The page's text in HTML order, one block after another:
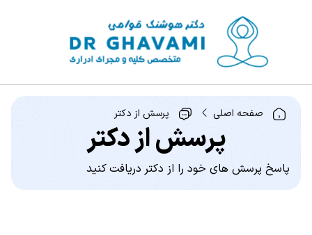
صفحه اصلی پرسش از دکتر
پرسش از دکتر
پاسخ پرسش های خود را از دکتر دریافت کنید